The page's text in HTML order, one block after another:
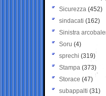
Sicurezza (452)
sindacati (162)
Sinistra
Soru (4)
sprechi (319)
Stampa (373)
Storace (47)
subappalti (31)